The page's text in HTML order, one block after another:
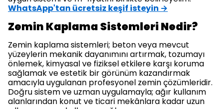
WhatsApp'tan ücretsiz keşif isteyin →
Zemin Kaplama Sistemleri Nedir?
Zemin kaplama sistemleri; beton veya mevcut
yüzeylerin mekanik dayanımını artırmak, tozumayı
önlemek, kimyasal ve fiziksel etkilere karşı koruma
sağlamak ve estetik bir görünüm kazandırmak
amacıyla uygulanan profesyonel zemin çözümleridir.
Doğru sistem ve uzman uygulamayla; ağır kullanım
alanlarından konut ve ticari mekânlara kadar uzun